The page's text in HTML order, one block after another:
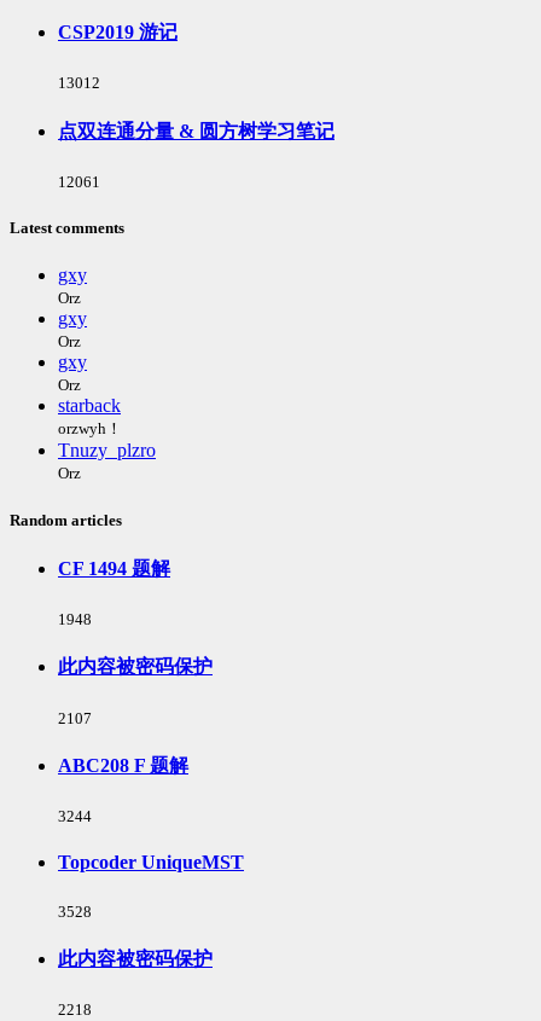
次
CSP2019 游记
浏
次
数:
13012
点双连通分量 & 圆方树学习笔记
浏
次
12061
Latest comments
gxy
Orz
gxy
Orz
gxy
Orz
starback
orzwyh！
Tnuzy_plzro
Orz
Random articles
CF 1494 题解
浏
次
1948
此内容被密码保护
浏
次
数:
2107
ABC208 F 题解
浏
次
3244
Topcoder UniqueMST
浏
次
数:
3528
此内容被密码保护
浏
2218